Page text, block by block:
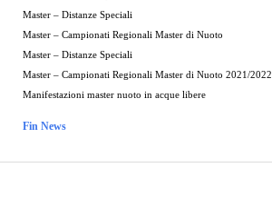
Master – Distanze Speciali
Master – Campionati Regionali Master di Nuoto
Master – Distanze Speciali
Master – Campionati Regionali Master di Nuoto 2021/2022
Manifestazioni master nuoto in acque libere
Fin News